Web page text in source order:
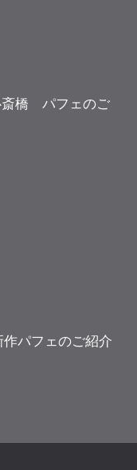
斎橋 パフェのご
パフェのご紹介